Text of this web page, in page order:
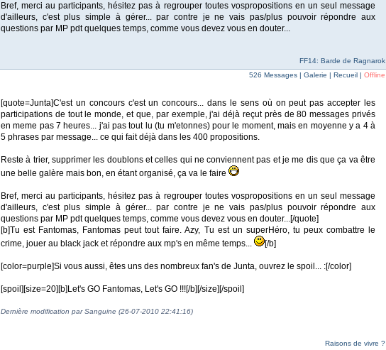
Bref, merci au participants, hésitez pas à regrouper toutes vospropositions en un seul message
d'ailleurs, c'est plus simple à gérer... par contre je ne vais pas/plus pouvoir répondre aux
questions par MP pdt quelques temps, comme vous devez vous en douter...
FF14: Barde de Ragnarok
526 Messages | Galerie | Recueil | Offline
[quote=Junta]C'est un concours c'est un concours... dans le sens où on peut pas accepter les
participations de tout le monde, et que, par exemple, j'ai déjà reçut près de 80 messages privés
en meme pas 7 heures... j'ai pas tout lu (tu m'etonnes) pour le moment, mais en moyenne y a 4 à
5 phrases par message... ce qui fait déjà dans les 400 propositions.
Reste à trier, supprimer les doublons et celles qui ne conviennent pas et je me dis que ça va être
une belle galère mais bon, en étant organisé, ça va le faire
Bref, merci au participants, hésitez pas à regrouper toutes vospropositions en un seul message
d'ailleurs, c'est plus simple à gérer... par contre je ne vais pas/plus pouvoir répondre aux
questions par MP pdt quelques temps, comme vous devez vous en douter...[/quote]
[b]Tu est Fantomas, Fantomas peut tout faire. Azy, Tu est un superHéro, tu peux combattre le
crime, jouer au black jack et répondre aux mp's en même temps...
[/b]
[color=purple]Si vous aussi, êtes uns des nombreux fan's de Junta, ouvrez le spoil... :[/color]
[spoil][size=20][b]Let's GO Fantomas, Let's GO !!![/b][/size][/spoil]
Dernière modification par Sanguine (26-07-2010 22:41:16)
Raisons de vivre ?